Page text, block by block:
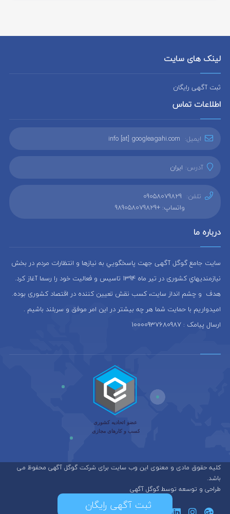
لینک های سایت
ثبت آگهی رایگان
اطلاعات تماس
ایمیل: info [at] googleagahi.com
آدرس: ایران
تلفن: 09058079829
واتساپ: +989058079829
درباره ما
سایت جامع گوگل آگهی جهت پاسخگويي به نيازها و انتظارات مردم در بخش
نيازمنديهاي کشوری در تير ماه 1394 تاسيس و فعاليت خود را رسما آغاز كرد.
هدف و چشم انداز سایت، كسب نقش تعيين كننده در اقتصاد کشوری بوده.
امیدواریم با حمایت شما هر چه بیشتر در این امر موفق و سربلند باشیم .
ارسال پیامک : 10000937680987
کلیه حقوق مادی و معنوی این وب سایت برای شرکت گوگل آگهی محفوظ می
باشد.
طراحی و توسعه توسط گوگل آگهی
ثبت آگهی رایگان